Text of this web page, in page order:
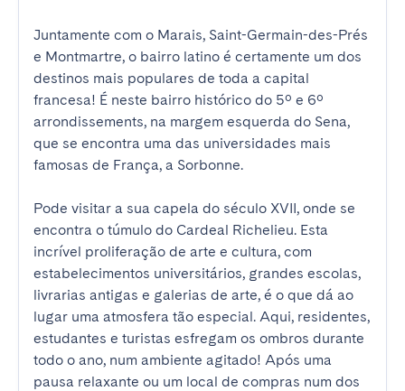
Juntamente com o Marais, Saint-Germain-des-Prés
e Montmartre, o bairro latino é certamente um dos
destinos mais populares de toda a capital
francesa! É neste bairro histórico do 5º e 6º
arrondissements, na margem esquerda do Sena,
que se encontra uma das universidades mais
famosas de França, a Sorbonne.
Pode visitar a sua capela do século XVII, onde se
encontra o túmulo do Cardeal Richelieu. Esta
incrível proliferação de arte e cultura, com
estabelecimentos universitários, grandes escolas,
livrarias antigas e galerias de arte, é o que dá ao
lugar uma atmosfera tão especial. Aqui, residentes,
estudantes e turistas esfregam os ombros durante
todo o ano, num ambiente agitado! Após uma
pausa relaxante ou um local de compras num dos